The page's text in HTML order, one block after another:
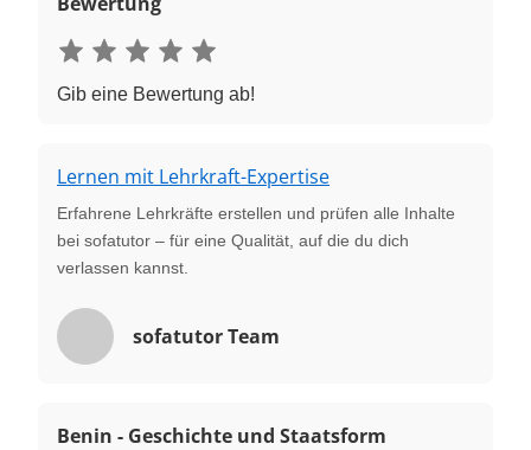
Gib eine Bewertung ab!
Lernen mit Lehrkraft-Expertise
Erfahrene Lehrkräfte erstellen und prüfen alle Inhalte
bei sofatutor – für eine Qualität, auf die du dich
verlassen kannst.
sofatutor Team
Benin - Geschichte und Staatsform